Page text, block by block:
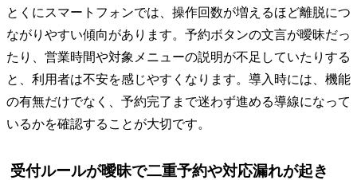
とくにスマートフォンでは、操作回数が増えるほど離脱につ
ながりやすい傾向があります。予約ボタンの文言が曖昧だっ
たり、営業時間や対象メニューの説明が不足していたりする
と、利用者は不安を感じやすくなります。導入時には、機能
の有無だけでなく、予約完了まで迷わず進める導線になって
いるかを確認することが大切です。
受付ルールが曖昧で二重予約や対応漏れが起き